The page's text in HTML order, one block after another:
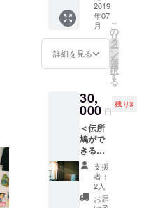
をご記
入くだ
さい。
ない場
合は
CAMPF
ユー
ザー名
を掲載
いたし
ます。
ご了承
くださ
い。
のお色
などは
お選び
けませ
ん。 ※
ず備考
欄にご
希望の
お名前
をご記
入くだ
さい。
記入の
ない場
合は
塩（石
川県能
登町）
ー伝
所鳩オ
カー×3
枚 ※画
像はイ
メージ
です。
※内容が
変更に
なる場
合があ
りま
いただ
いた際
に下記
をお渡
ししま
リジナ
ルサ
コッ
シュ
ー伝
所鳩オ
リジナ
ルス
テッ
カー×3
謝の気
持ちが
メール
で届き
ます。
・ウェ
ブ
（https:
//densh
obato.t
okyo）
に名前
を1年間
掲載さ
せてい
ただき
ます。
・お礼
2019
年07
月
詳細を見る
こ
の
リ
タ
ー
ン
を
選
択
す
る
30,
000 円
残り3
＜伝所
鳩がで
きるま
での話
を聞い
て応援
コース
支援
者：
2人
お届